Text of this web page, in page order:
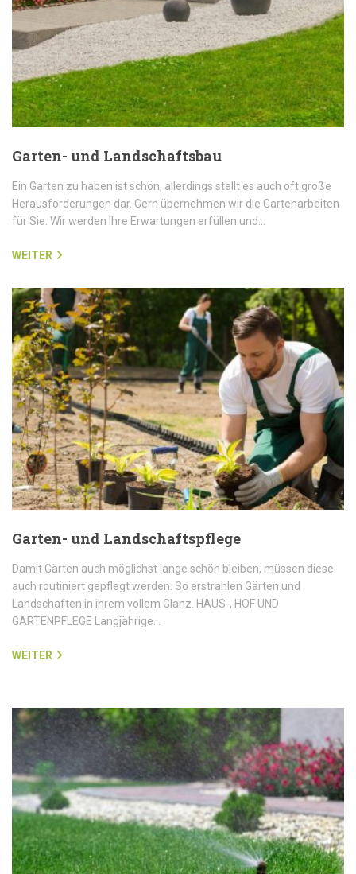
Garten- und Landschaftsbau
Ein Garten zu haben ist schön, allerdings stellt es auch oft große
Herausforderungen dar. Gern übernehmen wir die Gartenarbeiten
für Sie. Wir werden Ihre Erwartungen erfüllen und…
WEITER
Garten- und Landschaftspflege
Damit Gärten auch möglichst lange schön bleiben, müssen diese
auch routiniert gepflegt werden. So erstrahlen Gärten und
Landschaften in ihrem vollem Glanz. HAUS-, HOF UND
GARTENPFLEGE Langjährige…
WEITER